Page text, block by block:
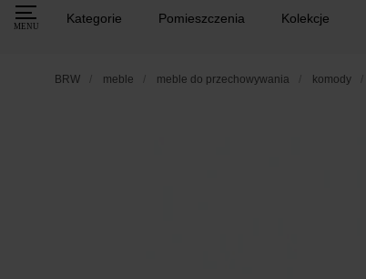
MENU
Kategorie Pomieszczenia Kolekcje
BRW meble meble do przechowywania komody